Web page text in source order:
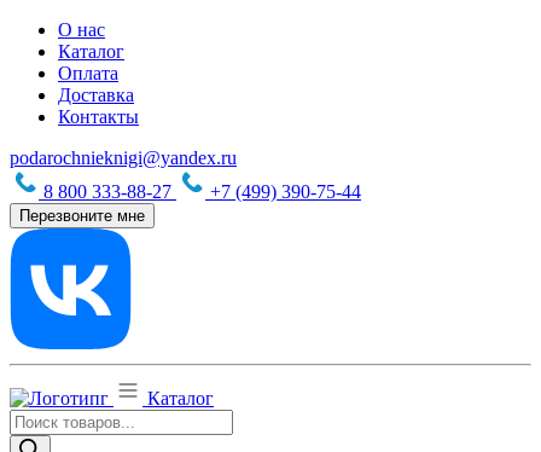
О нас
Каталог
Оплата
Доставка
Контакты
podarochnieknigi@yandex.ru
8 800 333-88-27
+7 (499) 390-75-44
Перезвоните мне
Каталог
Поиск
товаров